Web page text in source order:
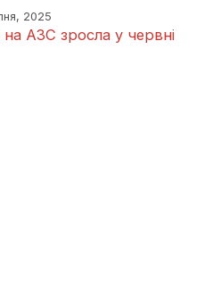
2025
на АЗС зросла у червні